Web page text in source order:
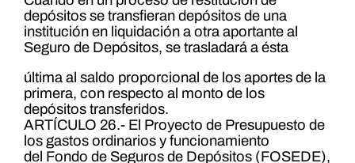
depósitos se transfieran depósitos de una
institución en liquidación a otra aportante al
Seguro de Depósitos, se trasladará a ésta
última al saldo proporcional de los aportes de la
primera, con respecto al monto de los
depósitos transferidos.
ARTÍCULO 26.- El Proyecto de Presupuesto de
los gastos ordinarios y funcionamiento
del Fondo de Seguros de Depósitos (FOSEDE),